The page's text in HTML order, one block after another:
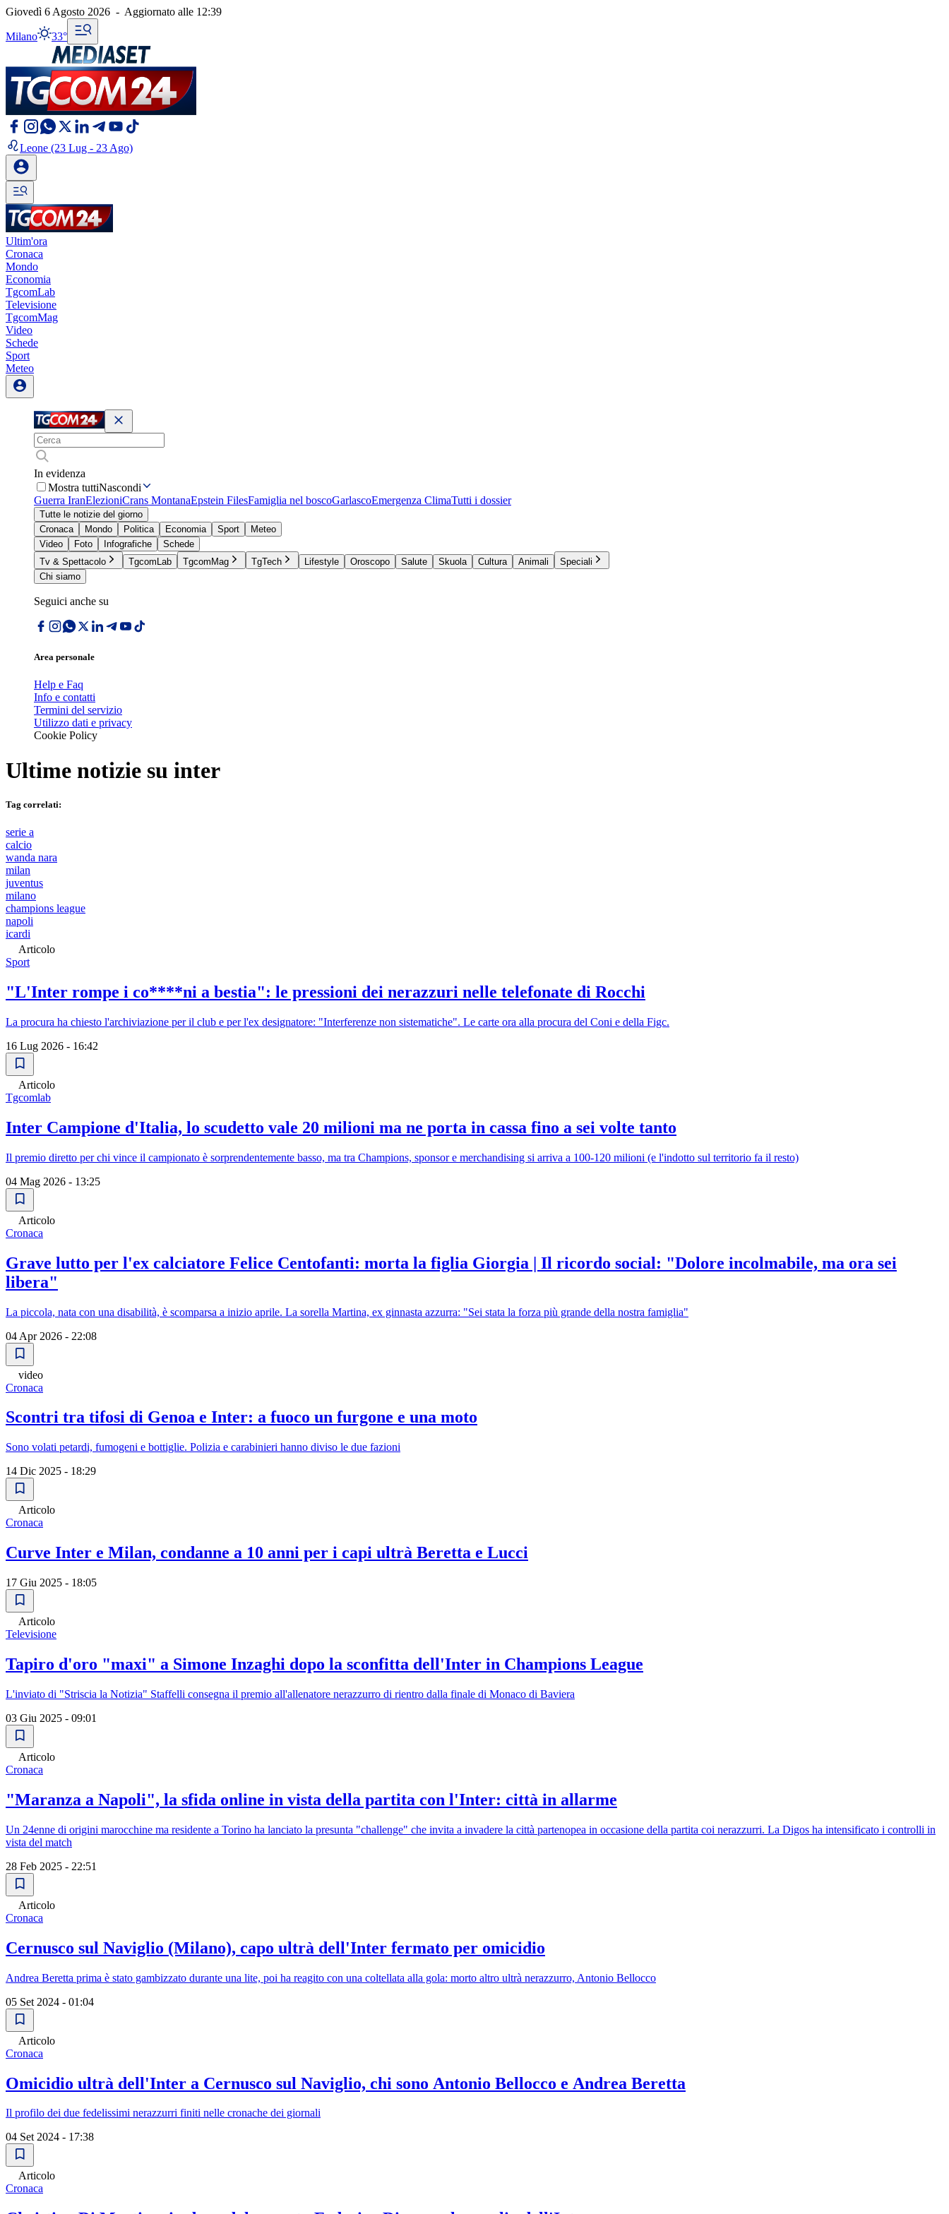
Giovedì 6 Agosto 2026 - Aggiornato alle 12:39
Milano 33°
Leone (23 Lug - 23 Ago)
Ultim'ora
Cronaca
Mondo
Economia
TgcomLab
Televisione
TgcomMag
Video
Schede
Sport
Meteo
In evidenza
Mostra tuttiNascondi
Guerra IranElezioniCrans MontanaEpstein FilesFamiglia nel boscoGarlascoEmergenza ClimaTutti i dossier
Tutte le notizie del giorno
Cronaca
Mondo Politica Economia Sport
Meteo
Video
Foto Infografiche
Schede
Tv & Spettacolo
TgcomLab TgcomMag TgTech Lifestyle Oroscopo Salute Skuola Cultura Animali
Speciali
Chi siamo
Seguici anche su
Area personale
Help e Faq
Info e contatti
Termini del servizio
Utilizzo dati e privacy
Cookie Policy
Ultime notizie su inter
Tag correlati:
serie a
calcio
wanda nara
milan
juventus
milano
champions league
napoli
icardi
Articolo
Sport
"L'Inter rompe i co****ni a bestia": le pressioni dei nerazzuri nelle telefonate di Rocchi
La procura ha chiesto l'archiviazione per il club e per l'ex designatore: "Interferenze non sistematiche". Le carte ora alla procura del Coni e della Figc.
16 Lug 2026 - 16:42
Articolo
Tgcomlab
Inter Campione d'Italia, lo scudetto vale 20 milioni ma ne porta in cassa fino a sei volte tanto
Il premio diretto per chi vince il campionato è sorprendentemente basso, ma tra Champions, sponsor e merchandising si arriva a 100-120 milioni (e l'indotto sul territorio fa il resto)
04 Mag 2026 - 13:25
Articolo
Cronaca
Grave lutto per l'ex calciatore Felice Centofanti: morta la figlia Giorgia | Il ricordo social: "Dolore incolmabile, ma ora sei
libera"
La piccola, nata con una disabilità, è scomparsa a inizio aprile. La sorella Martina, ex ginnasta azzurra: "Sei stata la forza più grande della nostra famiglia"
04 Apr 2026 - 22:08
video
Cronaca
Scontri tra tifosi di Genoa e Inter: a fuoco un furgone e una moto
Sono volati petardi, fumogeni e bottiglie. Polizia e carabinieri hanno diviso le due fazioni
14 Dic 2025 - 18:29
Articolo
Cronaca
Curve Inter e Milan, condanne a 10 anni per i capi ultrà Beretta e Lucci
17 Giu 2025 - 18:05
Articolo
Televisione
Tapiro d'oro "maxi" a Simone Inzaghi dopo la sconfitta dell'Inter in Champions League
L'inviato di "Striscia la Notizia" Staffelli consegna il premio all'allenatore nerazzurro di rientro dalla finale di Monaco di Baviera
03 Giu 2025 - 09:01
Articolo
Cronaca
"Maranza a Napoli", la sfida online in vista della partita con l'Inter: città in allarme
Un 24enne di origini marocchine ma residente a Torino ha lanciato la presunta "challenge" che invita a invadere la città partenopea in occasione della partita coi nerazzurri. La Digos ha intensificato i controlli in
vista del match
28 Feb 2025 - 22:51
Articolo
Cronaca
Cernusco sul Naviglio (Milano), capo ultrà dell'Inter fermato per omicidio
Andrea Beretta prima è stato gambizzato durante una lite, poi ha reagito con una coltellata alla gola: morto altro ultrà nerazzurro, Antonio Bellocco
05 Set 2024 - 01:04
Articolo
Cronaca
Omicidio ultrà dell'Inter a Cernusco sul Naviglio, chi sono Antonio Bellocco e Andrea Beretta
Il profilo dei due fedelissimi nerazzurri finiti nelle cronache dei giornali
04 Set 2024 - 17:38
Articolo
Cronaca